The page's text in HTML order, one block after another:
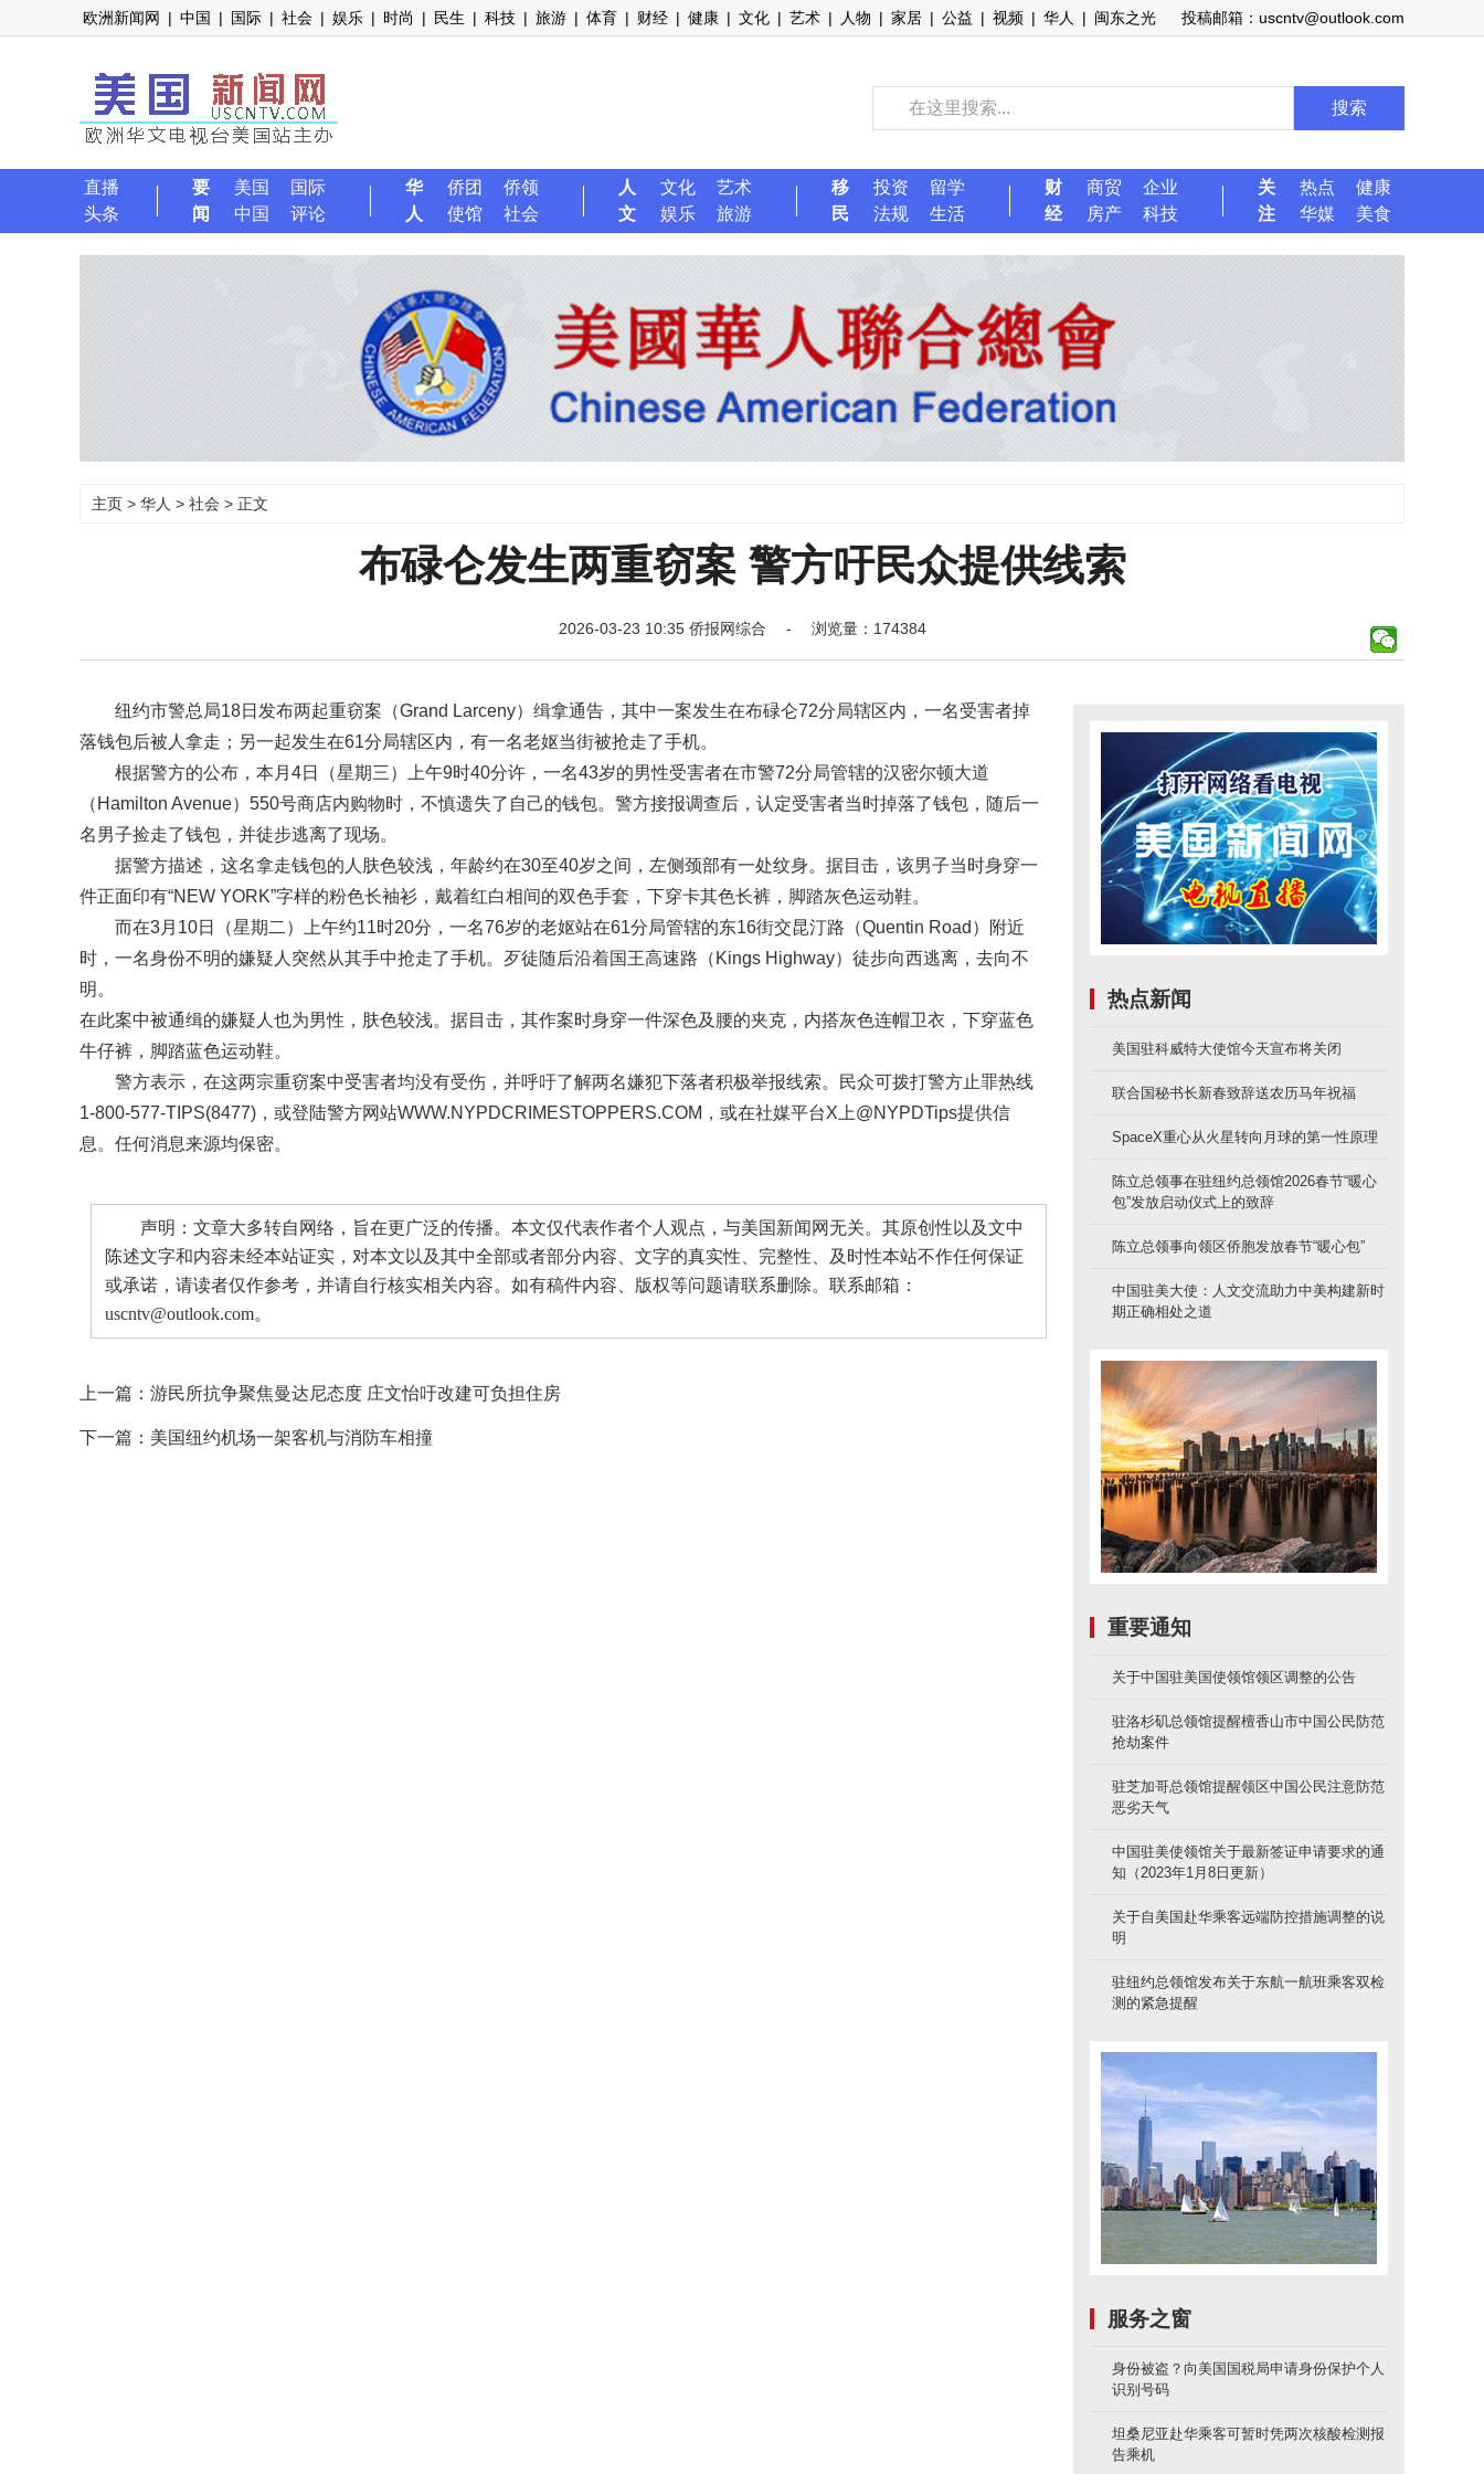
欧洲新闻网 | 中国 | 国际 | 社会 | 娱乐 | 时尚 | 民生 | 科技 | 旅游 | 体育 | 财经 | 健康 | 文化 | 艺术 | 人物 | 家居 | 公益 | 视频 | 华人 | 闽东之光 投稿邮箱：uscntv@outlook.com
搜索
直播
头条
要
闻
美国
国际
中国
评论
华
人
侨团
侨领
使馆
社会
人
文
文化
艺术
娱乐
旅游
移
民
投资
留学
法规
生活
财
经
商贸
企业
房产
科技
关
注
热点
健康
华媒
美食
主页 > 华人 > 社会 > 正文
布碌仑发生两重窃案 警方吁民众提供线索
2026-03-23 10:35 侨报网综合 - 浏览量：174384
纽约市警总局18日发布两起重窃案（Grand Larceny）缉拿通告，其中一案发生在布碌仑72分局辖区内，一名受害者掉
落钱包后被人拿走；另一起发生在61分局辖区内，有一名老妪当街被抢走了手机。
根据警方的公布，本月4日（星期三）上午9时40分许，一名43岁的男性受害者在市警72分局管辖的汉密尔顿大道
（Hamilton Avenue）550号商店内购物时，不慎遗失了自己的钱包。警方接报调查后，认定受害者当时掉落了钱包，随后一
名男子捡走了钱包，并徒步逃离了现场。
据警方描述，这名拿走钱包的人肤色较浅，年龄约在30至40岁之间，左侧颈部有一处纹身。据目击，该男子当时身穿一
件正面印有“NEW YORK”字样的粉色长袖衫，戴着红白相间的双色手套，下穿卡其色长裤，脚踏灰色运动鞋。
而在3月10日（星期二）上午约11时20分，一名76岁的老妪站在61分局管辖的东16街交昆汀路（Quentin Road）附近
时，一名身份不明的嫌疑人突然从其手中抢走了手机。歹徒随后沿着国王高速路（Kings Highway）徒步向西逃离，去向不
明。
在此案中被通缉的嫌疑人也为男性，肤色较浅。据目击，其作案时身穿一件深色及腰的夹克，内搭灰色连帽卫衣，下穿蓝色
牛仔裤，脚踏蓝色运动鞋。
警方表示，在这两宗重窃案中受害者均没有受伤，并呼吁了解两名嫌犯下落者积极举报线索。民众可拨打警方止罪热线
1-800-577-TIPS(8477)，或登陆警方网站WWW.NYPDCRIMESTOPPERS.COM，或在社媒平台X上@NYPDTips提供信
息。任何消息来源均保密。
声明：文章大多转自网络，旨在更广泛的传播。本文仅代表作者个人观点，与美国新闻网无关。其原创性以及文中
陈述文字和内容未经本站证实，对本文以及其中全部或者部分内容、文字的真实性、完整性、及时性本站不作任何保证
或承诺，请读者仅作参考，并请自行核实相关内容。如有稿件内容、版权等问题请联系删除。联系邮箱：
uscntv@outlook.com。
上一篇： 游民所抗争聚焦曼达尼态度 庄文怡吁改建可负担住房
下一篇： 美国纽约机场一架客机与消防车相撞
热点新闻
美国驻科威特大使馆今天宣布将关闭
联合国秘书长新春致辞送农历马年祝福
SpaceX重心从火星转向月球的第一性原理
陈立总领事在驻纽约总领馆2026春节“暖心
包”发放启动仪式上的致辞
陈立总领事向领区侨胞发放春节“暖心包”
中国驻美大使：人文交流助力中美构建新时
期正确相处之道
重要通知
关于中国驻美国使领馆领区调整的公告
驻洛杉矶总领馆提醒檀香山市中国公民防范
抢劫案件
驻芝加哥总领馆提醒领区中国公民注意防范
恶劣天气
中国驻美使领馆关于最新签证申请要求的通
知（2023年1月8日更新）
关于自美国赴华乘客远端防控措施调整的说
明
驻纽约总领馆发布关于东航一航班乘客双检
测的紧急提醒
服务之窗
身份被盗？向美国国税局申请身份保护个人
识别号码
坦桑尼亚赴华乘客可暂时凭两次核酸检测报
告乘机